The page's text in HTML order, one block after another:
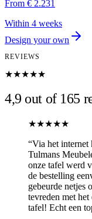
From € 2.231
Within 4 weeks
Design your own
REVIEWS
★★★★★
4,9 out of 165
★★★★★
“Via het internet
Tulmans
onze tafel werd
de bestelling
gebeurde netjes
tevreden met
tafel! Echt een